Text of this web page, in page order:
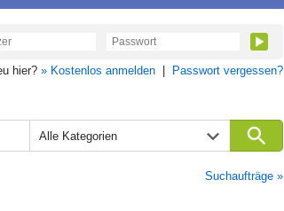
hier? » Kostenlos anmelden Passwort vergessen?
Alle Kategorien
Suchaufträge »